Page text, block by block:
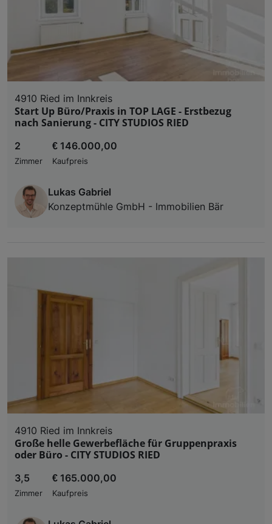
4910 Ried im Innkreis
Start Up Büro/Praxis in TOP LAGE - Erstbezug
nach Sanierung - CITY STUDIOS RIED
2
Zimmer
€ 146.000,00
Kaufpreis
Lukas Gabriel
Konzeptmühle GmbH - Immobilien Bär
4910 Ried im Innkreis
Große helle Gewerbefläche für Gruppenpraxis
oder Büro - CITY STUDIOS RIED
3,5
Zimmer
€ 165.000,00
Kaufpreis